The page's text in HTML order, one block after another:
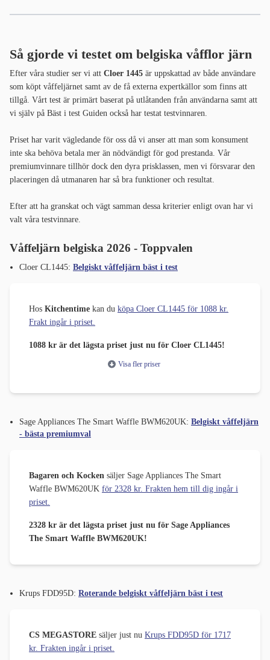
Så gjorde vi testet om belgiska våfflor järn
Efter våra studier ser vi att Cloer 1445 är uppskattad av både användare
som köpt våffeljärnet samt av de få externa expertkällor som finns att
tillgå. Vårt test är primärt baserat på utlåtanden från användarna samt att
vi själv på Bäst i test Guiden också har testat testvinnaren.
Priset har varit vägledande för oss då vi anser att man som konsument
inte ska behöva betala mer än nödvändigt för god prestanda. Vår
premiumvinnare tillhör dock den dyra prisklassen, men vi försvarar den
placeringen då utmanaren har så bra funktioner och resultat.
Efter att ha granskat och vägt samman dessa kriterier enligt ovan har vi
valt våra testvinnare.
Våffeljärn belgiska 2026 - Toppvalen
Cloer CL1445: Belgiskt våffeljärn bäst i test
Hos Kitchentime kan du köpa Cloer CL1445 för 1088 kr.
Frakt ingår i priset.
1088 kr är det lägsta priset just nu för Cloer CL1445!
Visa fler priser
Sage Appliances The Smart Waffle BWM620UK: Belgiskt våffeljärn
- bästa premiumval
Bagaren och Kocken säljer Sage Appliances The Smart
Waffle BWM620UK för 2328 kr. Frakten hem till dig ingår i
priset.
2328 kr är det lägsta priset just nu för Sage Appliances
The Smart Waffle BWM620UK!
Krups FDD95D: Roterande belgiskt våffeljärn bäst i test
CS MEGASTORE säljer just nu Krups FDD95D för 1717
kr. Frakten ingår i priset.